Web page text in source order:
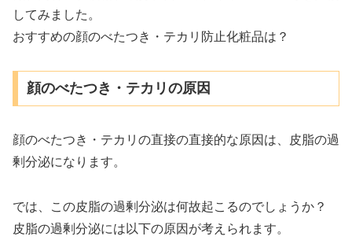
してみました。
おすすめの顔のべたつき・テカリ防止化粧品は？
顔のべたつき・テカリの原因
顔のべたつき・テカリの直接の直接的な原因は、皮脂の過
剰分泌になります。
では、この皮脂の過剰分泌は何故起こるのでしょうか？
皮脂の過剰分泌には以下の原因が考えられます。